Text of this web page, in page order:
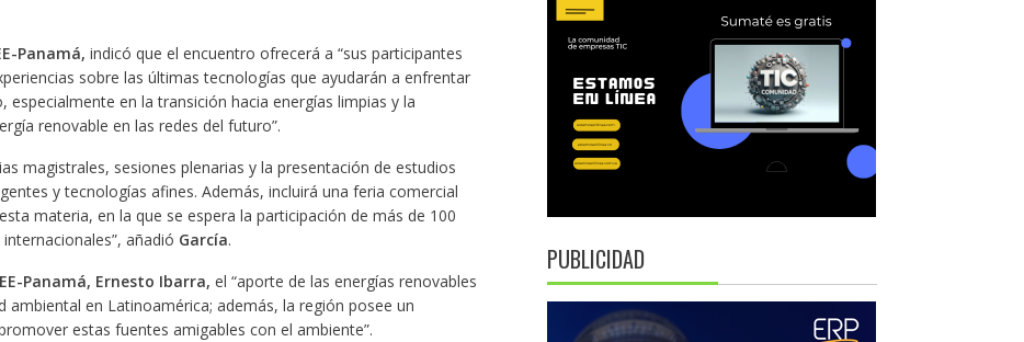
Panamá, indicó que el encuentro ofrecerá a “sus participantes
sobre las últimas tecnologías que ayudarán a enfrentar
especialmente en la transición hacia energías limpias y la
renovable en las redes del futuro”.
magistrales, sesiones plenarias y la presentación de estudios
y tecnologías afines. Además, incluirá una feria comercial
materia, en la que se espera la participación de más de 100
añadió García.
Panamá, Ernesto Ibarra, el “aporte de las energías renovables
ambiental en Latinoamérica; además, la región posee un
estas fuentes amigables con el ambiente”.
PUBLICIDAD